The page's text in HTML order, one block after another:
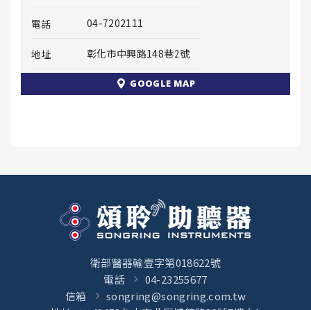
電話 04-7202111
地址 彰化市中興路148巷2號
GOOGLE MAP
衛部醫器輸壹字第018622號
電話
04-23255677
信箱
songring@songring.com.tw